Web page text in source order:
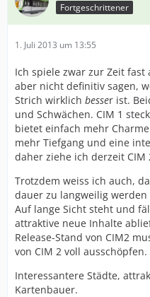
Fortgeschrittener
1. Juli 2013 um 13:55
Ich spiele zwar zur Zeit fast
aber nicht definitiv sagen,
Strich wirklich besser ist.
und Schwächen. CIM 1
bietet einfach mehr
mehr Tiefgang und eine
daher ziehe ich derzeit CIM
Trotzdem weiss ich auch,
dauer zu langweilig werden
Auf lange Sicht steht und
attraktive neue Inhalte
Release-Stand von CIM2
von CIM 2 voll ausschöpfen.
Interessantere Städte,
Kartenbauer.